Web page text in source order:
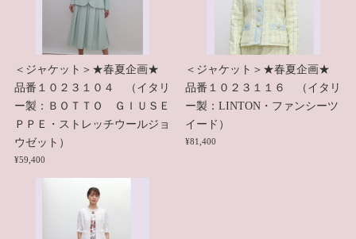
＜ジャケット＞★春夏企画★
品番１０２３１０４ （イタリ
ー製：ＢＯＴＴＯ ＧＩＵＳＥ
ＰＰＥ・ストレッチウールジョ
ウゼット）
¥59,400
＜ジャケット＞★春夏企画★
品番１０２３１１６ （イタリ
ー製：LINTON・ファンシーツ
イード）
¥81,400